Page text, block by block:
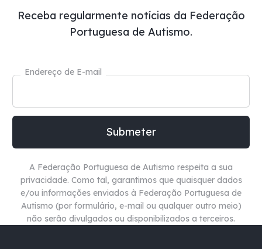
Receba regularmente notícias da Federação
Portuguesa de Autismo.
Endereço de E-mail
A Federação Portuguesa de Autismo respeita a sua
privacidade. Como tal, garantimos que quaisquer dados
e/ou informações enviados à Federação Portuguesa de
Autismo (por formulário, e-mail ou qualquer outro meio)
não serão divulgados ou disponibilizados a terceiros.